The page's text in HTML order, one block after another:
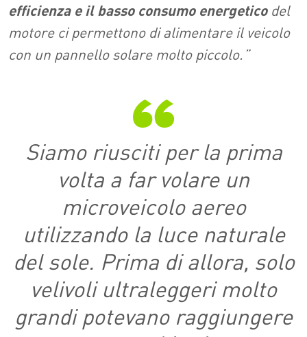
efficienza e il basso consumo energeticodel
motore ci permettono di alimentare il veicolo
con un pannello solare molto piccolo.”
Siamo riusciti per la prima
volta a far volare un
microveicolo aereo
utilizzando la luce naturale
del sole. Prima di allora, solo
velivoli ultraleggeri molto
grandi potevano raggiungere